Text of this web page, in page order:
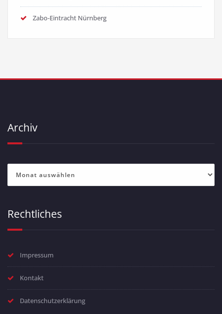
Zabo-Eintracht Nürnberg
Archiv
Rechtliches
Impressum
Kontakt
Datenschutzerklärung